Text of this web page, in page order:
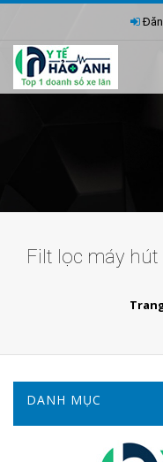
Filt lọc máy hút
DANH MỤC